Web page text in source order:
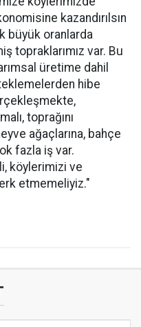
kazandırılsın
büyük oranlarda
topraklarımız var. Bu
üretime dahil
hibe
toprağını
ağaçlarına, bahçe
fazla iş var.
köylerimizi ve
etmemeliyiz."